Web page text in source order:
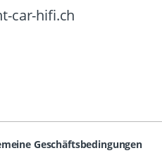
car-hifi.ch
Geschäftsbedingungen